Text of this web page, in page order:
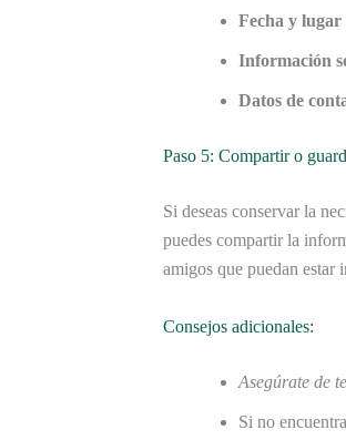
Fecha y lugar
Información
Datos de
Paso 5: Compartir o
Si deseas conservar la
puedes compartir la
amigos que puedan estar
Consejos adicionales:
Asegúrate de
Si no